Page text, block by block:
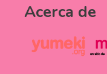
Acerca de